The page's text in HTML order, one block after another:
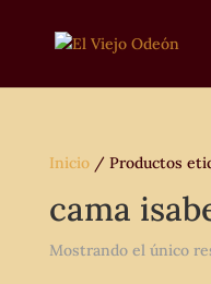
Inicio/ Productos
cama
Mostrando el único